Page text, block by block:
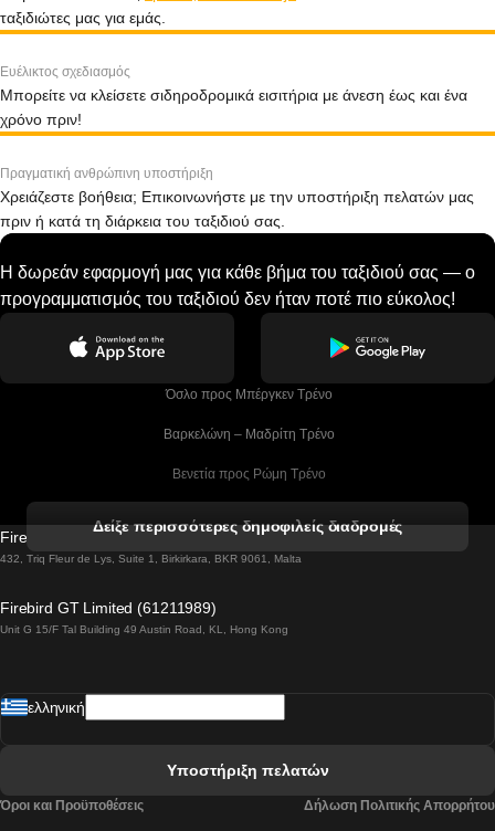
ταξιδιώτες μας για εμάς.
Ευέλικτος σχεδιασμός
Μπορείτε να κλείσετε σιδηροδρομικά εισιτήρια με άνεση έως και ένα
χρόνο πριν!
Πραγματική ανθρώπινη υποστήριξη
Χρειάζεστε βοήθεια; Επικοινωνήστε με την υποστήριξη πελατών μας
πριν ή κατά τη διάρκεια του ταξιδιού σας.
Η δωρεάν εφαρμογή μας για κάθε βήμα του ταξιδιού σας — ο
προγραμματισμός του ταξιδιού δεν ήταν ποτέ πιο εύκολος!
Όσλο προς Μπέργκεν Tρένο
Βαρκελώνη – Μαδρίτη Tρένο
Βενετία προς Ρώμη Τρένο
Βιέννη προς Σάλτσμπουργκ Τρένα
Βουδαπέστη προς Πράγα Tρένο
Δείξε περισσότερες δημοφιλείς διαδρομές
Firebird GT Limited (OC 1451)
432, Triq Fleur de Lys, Suite 1, Birkirkara, BKR 9061, Malta
Firebird GT Limited (61211989)
Unit G 15/F Tal Building 49 Austin Road, KL, Hong Kong
ελληνική
Υποστήριξη πελατών
Όροι και Προϋποθέσεις Δήλωση Πολιτικής Απορρήτου